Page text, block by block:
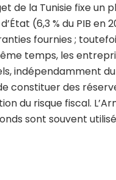
de la Tunisie fixe un
(6,3 % du PIB en
fournies ;
temps, les
indépendamment
constituer des
du risque fiscal.
sont souvent